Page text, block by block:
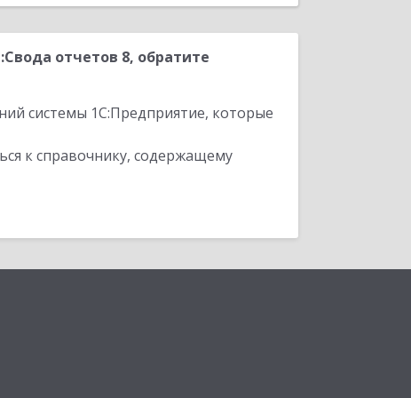
отчетов 8, обратите
системы 1С:Предприятие, которые
к справочнику, содержащему